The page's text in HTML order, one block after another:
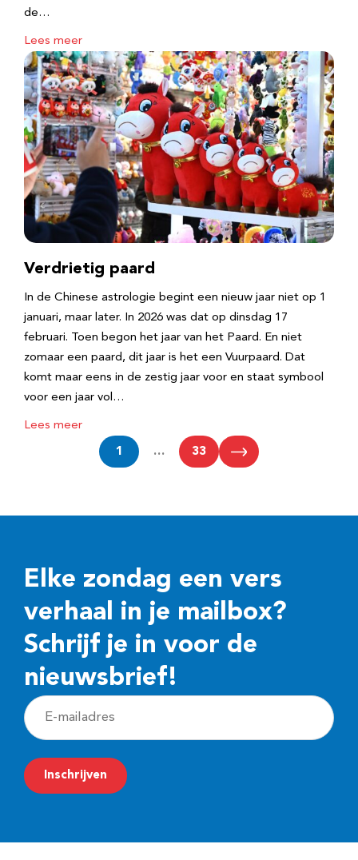
de…
Lees meer
Verdrietig paard
In de Chinese astrologie begint een nieuw jaar niet op 1
januari, maar later. In 2026 was dat op dinsdag 17
februari. Toen begon het jaar van het Paard. En niet
zomaar een paard, dit jaar is het een Vuurpaard. Dat
komt maar eens in de zestig jaar voor en staat symbool
voor een jaar vol…
Lees meer
1 … 33
Elke zondag een vers
verhaal in je mailbox?
Schrijf je in voor de
nieuwsbrief!
E
-
m
a
Inschrijven